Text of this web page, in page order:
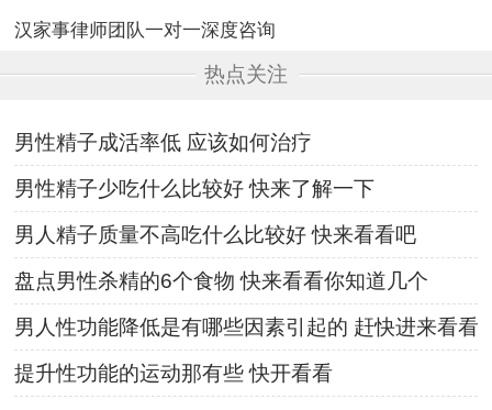
汉家事律师团队一对一深度咨询
热点关注
男性精子成活率低 应该如何治疗
男性精子少吃什么比较好 快来了解一下
男人精子质量不高吃什么比较好 快来看看吧
盘点男性杀精的6个食物 快来看看你知道几个
男人性功能降低是有哪些因素引起的 赶快进来看看
提升性功能的运动那有些 快开看看